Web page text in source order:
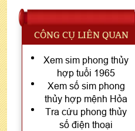
CÔNG CỤ LIÊN QUAN
Xem sim phong thủy
hợp tuổi 1965
Xem số sim phong
thủy hợp mệnh Hỏa
Tra cứu phong thủy
số điện thoại